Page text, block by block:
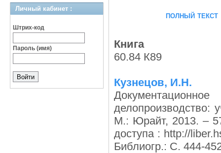
Личный кабинет :
Штрих-код
Пароль (имя)
полный текст
Книга
60.84 К89
Кузнецов, И.Н.
делопроизводство:
М.: Юрайт, 2013. –
доступа : http://
Библиогр.: С. 444-